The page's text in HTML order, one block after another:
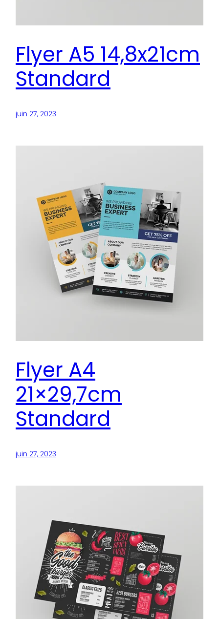
Flyer A5 14,8x21cm
Standard
juin 27, 2023
Flyer A4
21×29,7cm
Standard
juin 27, 2023